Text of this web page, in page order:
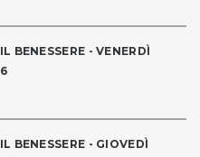
BENESSERE - VENERDÌ
BENESSERE - GIOVEDÌ